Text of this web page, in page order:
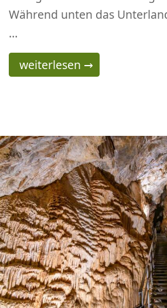
Während unten das
…
Wanderung von Gfrill über
weiterlesen →